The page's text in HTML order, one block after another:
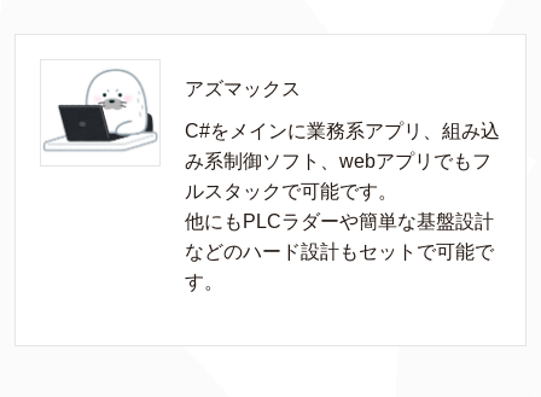
アズマックス
C#をメインに業務系アプリ、組み込
み系制御ソフト、webアプリでもフ
ルスタックで可能です。
他にもPLCラダーや簡単な基盤設計
などのハード設計もセットで可能で
す。